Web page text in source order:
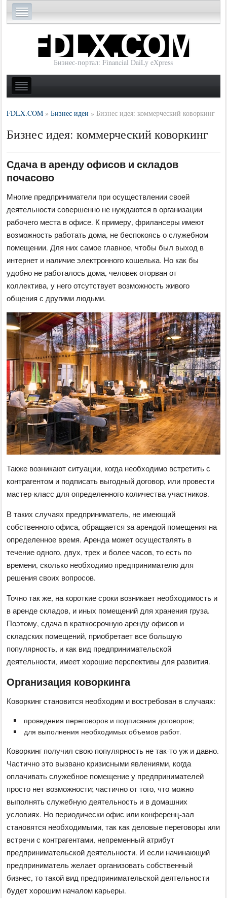
Бизнес-портал: Financial DaiLy eXpress
FDLX.COM »Бизнес идеи » Бизнес идея: коммерческий коворкинг
Бизнес идея: коммерческий коворкинг
Сдача в аренду офисов и складов
почасово
Многие предприниматели при осуществлении своей
деятельности совершенно не нуждаются в организации
рабочего места в офисе. К примеру, фрилансеры имеют
возможность работать дома, не беспокоясь о служебном
помещении. Для них самое главное, чтобы был выход в
интернет и наличие электронного кошелька. Но как бы
удобно не работалось дома, человек оторван от
коллектива, у него отсутствует возможность живого
общения с другими людьми.
Также возникают ситуации, когда необходимо встретить с
контрагентом и подписать выгодный договор, или провести
мастер-класс для определенного количества участников.
В таких случаях предприниматель, не имеющий
собственного офиса, обращается за арендой помещения на
определенное время. Аренда может осуществлять в
течение одного, двух, трех и более часов, то есть по
времени, сколько необходимо предпринимателю для
решения своих вопросов.
Точно так же, на короткие сроки возникает необходимость и
в аренде складов, и иных помещений для хранения груза.
Поэтому, сдача в краткосрочную аренду офисов и
складских помещений, приобретает все большую
популярность, и как вид предпринимательской
деятельности, имеет хорошие перспективы для развития.
Организация коворкинга
Коворкинг становится необходим и востребован в случаях:
проведения переговоров и подписания договоров;
для выполнения необходимых объемов работ.
Коворкинг получил свою популярность не так-то уж и давно.
Частично это вызвано кризисными явлениями, когда
оплачивать служебное помещение у предпринимателей
просто нет возможности; частично от того, что можно
выполнять служебную деятельность и в домашних
условиях. Но периодически офис или конференц-зал
становятся необходимыми, так как деловые переговоры или
встречи с контрагентами, непременный атрибут
предпринимательской деятельности. И если начинающий
предприниматель желает организовать собственный
бизнес, то такой вид предпринимательской деятельности
будет хорошим началом карьеры.